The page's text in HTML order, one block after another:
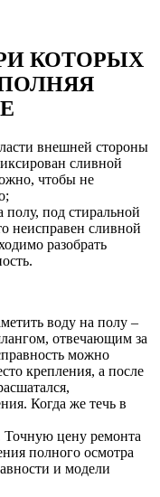
КОТОРЫХ
внешней стороны
сливной
чтобы не
под стиральной
неисправен сливной
разобрать
воду на полу –
отвечающим за
можно
крепления, а после
Когда же течь в
Точную цену ремонта
полного осмотра
и модели